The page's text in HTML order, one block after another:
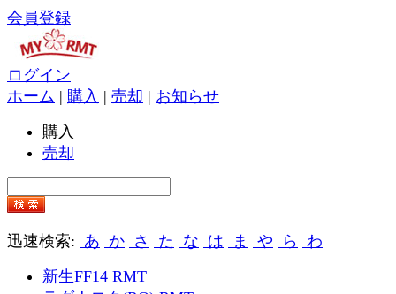
会員登録
ログイン
ホーム | 購入 | 売却 | お知らせ
購入
売却
迅速検索: あ か さ た な は ま や ら わ
新生FF14 RMT